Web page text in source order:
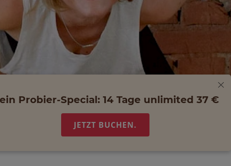
Probier-Special: 14 Tage unlimited 37 €
JETZT BUCHEN.